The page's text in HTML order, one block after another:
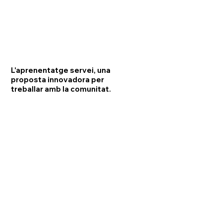
L'aprenentatge servei, una
proposta innovadora per
treballar amb la comunitat.